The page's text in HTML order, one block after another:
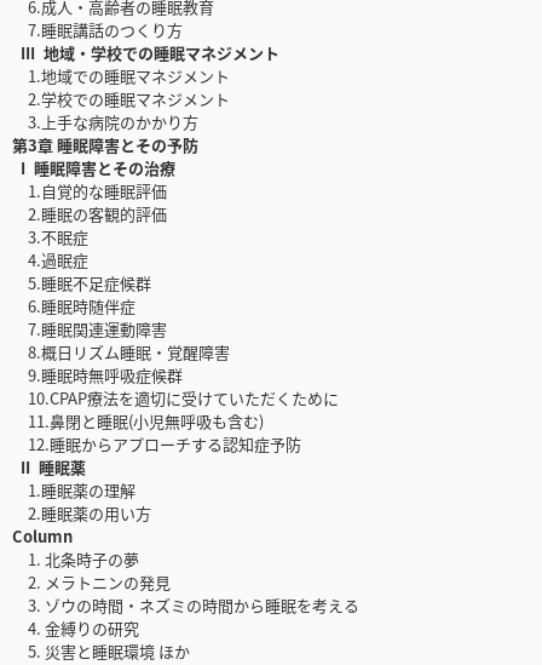
6.成人・高齢者の睡眠教育
7.睡眠講話のつくり方
III 地域・学校での睡眠マネジメント
1.地域での睡眠マネジメント
2.学校での睡眠マネジメント
3.上手な病院のかかり方
第3章 睡眠障害とその予防
I 睡眠障害とその治療
1.自覚的な睡眠評価
2.睡眠の客観的評価
3.不眠症
4.過眠症
5.睡眠不足症候群
6.睡眠時随伴症
7.睡眠関連運動障害
8.概日リズム睡眠・覚醒障害
9.睡眠時無呼吸症候群
10.CPAP療法を適切に受けていただくために
11.鼻閉と睡眠(小児無呼吸も含む)
12.睡眠からアプローチする認知症予防
II 睡眠薬
1.睡眠薬の理解
2.睡眠薬の用い方
Column
1. 北条時子の夢
2. メラトニンの発見
3. ゾウの時間・ネズミの時間から睡眠を考える
4. 金縛りの研究
5. 災害と睡眠環境 ほか